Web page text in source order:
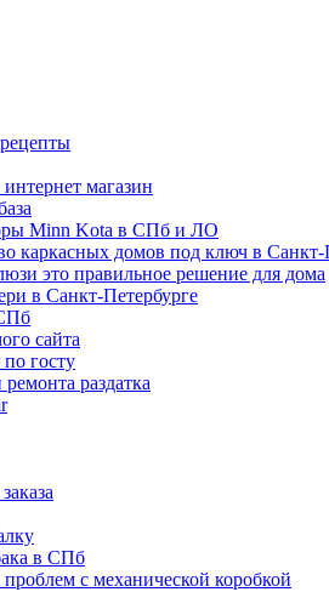
магазин
Minn Kota в СПб и ЛО
каркасных домов под ключ в Санкт-
это правильное решение для дома
в Санкт-Петербурге
сайта
госту
раздатка
в СПб
с механической коробкой